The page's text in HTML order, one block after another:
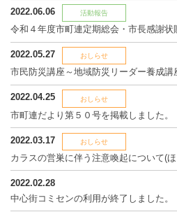
2022.06.06 活動報告
令和４年度市町連定期総会・市長感謝
2022.05.27 おしらせ
市民防災講座～地域防災リーダー養成講
2022.04.25 おしらせ
市町連だより第５０号を掲載しました。
2022.03.17 おしらせ
カラスの営巣に伴う注意喚起について(
2022.02.28
中心街コミセンの利用が終了しました。